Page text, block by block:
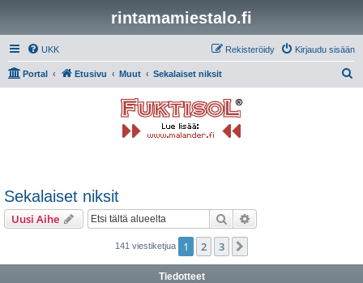
rintamamiestalo.fi
UKK Kirjaudu sisään
Rekisteröidy
Portal Etusivu Muut Sekalaiset niksit
Sekalaiset niksit
Uusi Aihe Etsi
141 viestiketjua 1 2 3
Tiedotteet